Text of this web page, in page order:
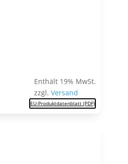
Enthält 19% MwSt.
zzgl.Versand
EU-Produktdatenblatt (PDF)